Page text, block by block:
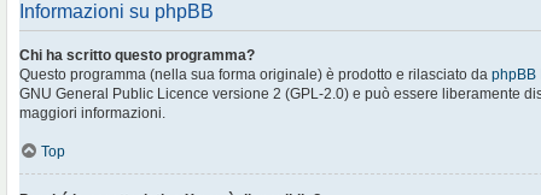
Informazioni su phpBB
Chi ha scritto questo programma?
Questo programma (nella sua forma originale) è prodotto e rilasciato da phpBB
GNU General Public Licence versione 2 (GPL-2.0) e può essere liberamente
maggiori informazioni.
Top